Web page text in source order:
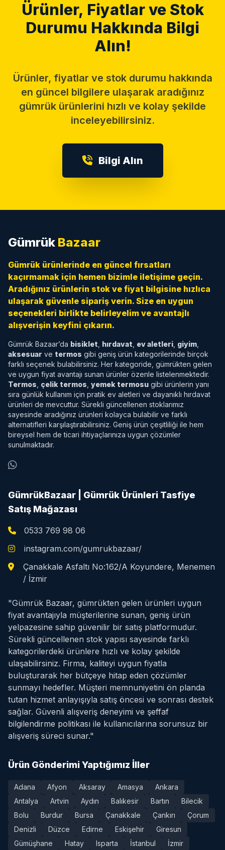
Ürünler, Fiyatlar ve Stok
Durumu Hakkında Bilgi
Alın!
Ürünler, fiyatlar ve stok durumu hakkında
en güncel bilgilere ulaşarak aradığınız
gümrük ürünlerini hızlı ve kolay şekilde
inceleyebilirsiniz.
Bilgi Alın
Gümrük Bazaar
Gümrük ürünlerinde en güncel fırsatları
kaçırmamak için hemen bizimle iletişime geçin.
Aradığınız ürünlerin stok ve fiyat bilgisine hızlıca
ulaşarak güvenle sipariş verin. Size en uygun
seçenekleri birlikte belirleyelim ve avantajlı
alışverişin keyfini çıkarın.
Gümrük Bazaar’da bisiklet hırdavat ev aletleri giyim
aksesuar ve termos gibi geniş ürün kategorilerinde birçok
farklı seçenek bulabilirsiniz. Her kategoride, gümrükten gelen
ve uygun fiyat avantajı sunan ürünler özenle listelenmektedir.
Termos çelik termos yemek termosu gibi ürünlerin yanı
sıra günlük kullanım için pratik ev aletleri ve dayanıklı hırdavat
ürünleri de mevcuttur. Sürekli güncellenen stoklarımız
sayesinde aradığınız ürünleri kolayca bulabilir ve farklı
alternatifleri karşılaştırabilirsiniz. Geniş ürün çeşitliliği ile hem
bireysel hem de ticari ihtiyaçlarınıza uygun çözümler
sunulmaktadır.
GümrükBazaar | Gümrük Ürünleri Tasfiye
Satış Mağazası
0533 769 98 06
instagram.com/gumrukbazaar/
Çanakkale Asfaltı No:162/A Koyundere, Menemen
/ İzmir
"Gümrük Bazaar, gümrükten gelen ürünleri uygun
fiyat avantajıyla müşterilerine sunan, geniş ürün
yelpazesine sahip güvenilir bir satış platformudur.
Sürekli güncellenen stok yapısı sayesinde farklı
kategorilerdeki ürünlere hızlı ve kolay şekilde
ulaşabilirsiniz. Firma, kaliteyi uygun fiyatla
buluşturarak her bütçeye hitap eden çözümler
sunmayı hedefler. Müşteri memnuniyetini ön planda
tutan hizmet anlayışıyla satış öncesi ve sonrası destek
sağlar. Güvenli alışveriş deneyimi ve şeffaf
bilgilendirme politikası ile kullanıcılarına sorunsuz bir
alışveriş süreci sunar."
Ürün Gönderimi Yaptığımız İller
Adana Afyon Aksaray Amasya
Ankara
Antalya
Artvin Aydın Balıkesir Bartın
Bilecik
Bolu
Burdur Bursa Çanakkale Çankırı
Çorum
Denizli
Düzce Edirne Eskişehir
Giresun
Gümüşhane
Hatay Isparta İstanbul İzmir